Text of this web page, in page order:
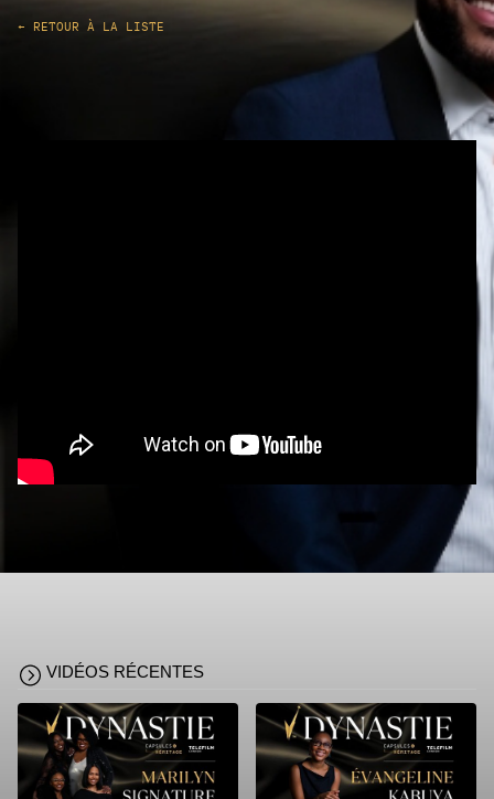
← RETOUR À LA LISTE
VIDÉOS RÉCENTES